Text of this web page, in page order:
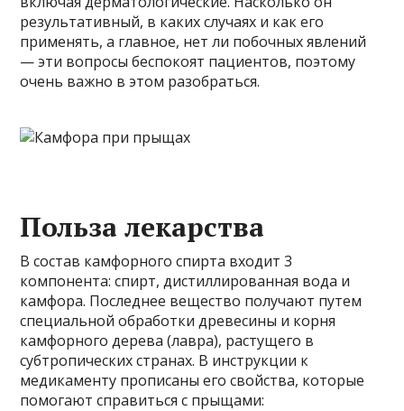
результативный, в каких случаях и как его
применять, а главное, нет ли побочных явлений
— эти вопросы беспокоят пациентов, поэтому
очень важно в этом разобраться.
Польза лекарства
В состав камфорного спирта входит 3
компонента: спирт, дистиллированная вода и
камфора. Последнее вещество получают путем
специальной обработки древесины и корня
камфорного дерева (лавра), растущего в
субтропических странах. В инструкции к
медикаменту прописаны его свойства, которые
помогают справиться с прыщами: